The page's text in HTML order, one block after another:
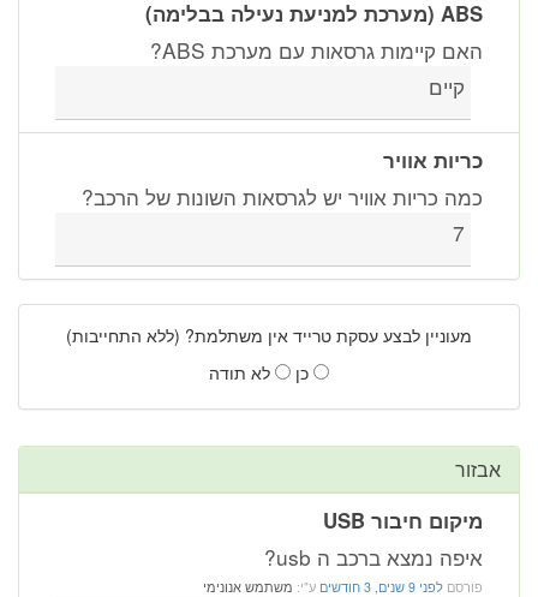
ABS (מערכת למניעת נעילה בבלימה)
האם קיימות גרסאות עם מערכת ABS?
קיים
כריות אוויר
כמה כריות אוויר יש לגרסאות השונות של הרכב?
7
מעוניין לבצע עסקת טרייד אין משתלמת? (ללא התחייבות)
כן
לא תודה
אבזור
מיקום חיבור USB
איפה נמצא ברכב ה usb?
פורסם לפני 9 שנים, 3 חודשים ע"י: משתמש אנונימי